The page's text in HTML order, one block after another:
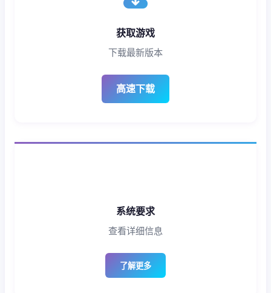
获取游戏
下载最新版本
高速下载
系统要求
查看详细信息
了解更多